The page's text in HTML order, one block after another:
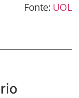
Fonte: UOL